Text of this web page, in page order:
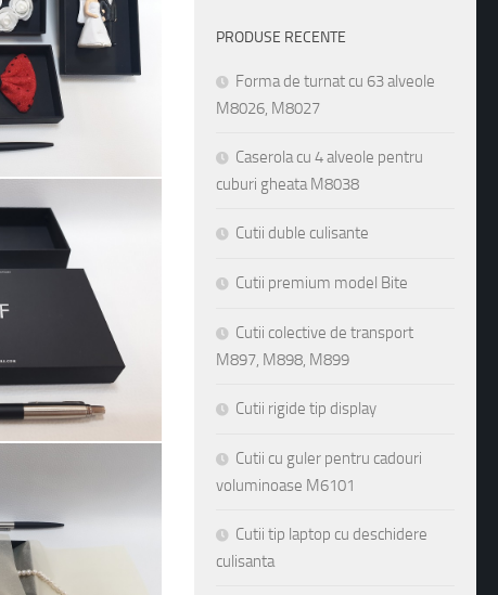
PRODUSE RECENTE
Forma de turnat cu 63 alveole
M8026, M8027
Caserola cu 4 alveole pentru
cuburi gheata M8038
Cutii duble culisante
Cutii premium model Bite
Cutii colective de transport
M897, M898, M899
Cutii rigide tip display
Cutii cu guler pentru cadouri
voluminoase M6101
Cutii tip laptop cu deschidere
culisanta